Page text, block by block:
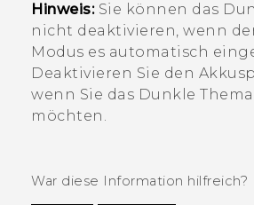
Hinweis:Sie können das
nicht deaktivieren, wenn
Modus es automatisch
Deaktivieren Sie den
wenn Sie das Dunkle Thema
möchten.
War diese Information hilfreich?